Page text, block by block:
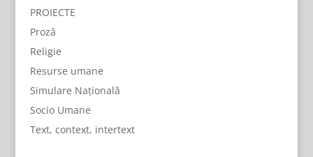
PROIECTE
Proză
Religie
Resurse umane
Simulare Națională
Socio Umane
Text, context, intertext